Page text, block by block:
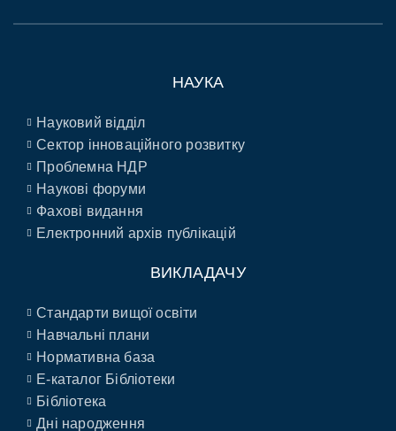
НАУКА
Науковий відділ
Сектор інноваційного розвитку
Проблемна НДР
Наукові форуми
Фахові видання
Електронний архів публікацій
ВИКЛАДАЧУ
Стандарти вищої освіти
Навчальні плани
Нормативна база
E-каталог Бібліотеки
Бібліотека
Дні народження